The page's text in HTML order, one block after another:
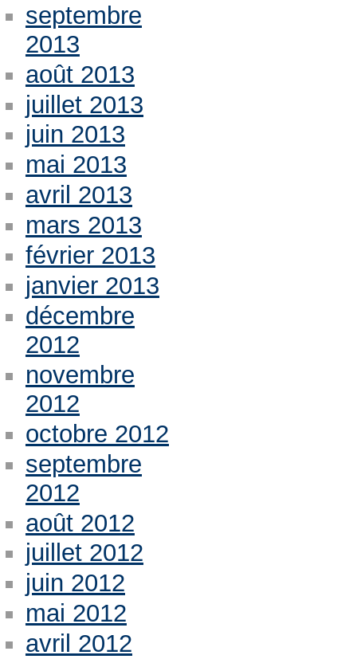
septembre
2013
août 2013
juillet 2013
juin 2013
mai 2013
avril 2013
mars 2013
février 2013
janvier 2013
décembre
2012
novembre
2012
octobre 2012
septembre
2012
août 2012
juillet 2012
juin 2012
mai 2012
avril 2012